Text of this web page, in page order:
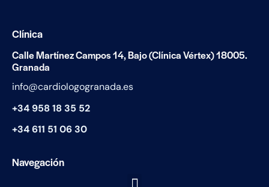
Clínica
Calle Martínez Campos 14, Bajo (Clínica Vértex) 18005.
Granada
info@cardiologogranada.es
+34 958 18 35 52
+34611 51 06 30
Navegación